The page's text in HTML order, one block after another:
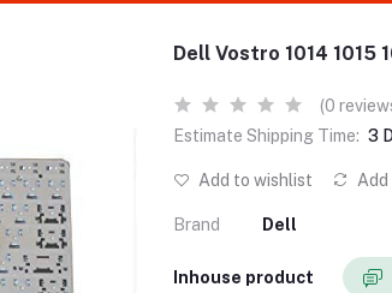
Dell Vostro 1014 1015
(0
Estimate Shipping Time: 3
Add to wishlist
Brand Dell
Inhouse product